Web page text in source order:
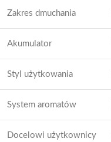
Zakres dmuchania
Akumulator
Styl użytkowania
System aromatów
Docelowi użytkownicy